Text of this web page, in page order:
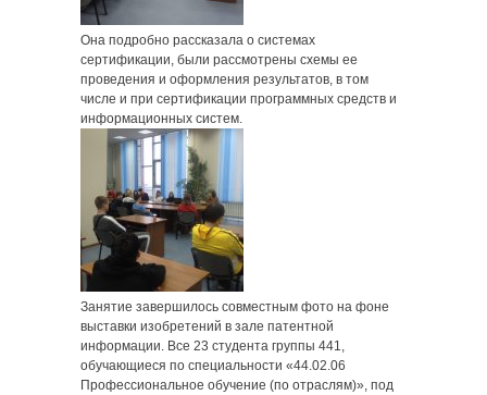
Она подробно рассказала о системах
сертификации, были рассмотрены схемы ее
проведения и оформления результатов, в том
числе и при сертификации программных средств и
информационных систем.
Занятие завершилось совместным фото на фоне
выставки изобретений в зале патентной
информации. Все 23 студента группы 441,
обучающиеся по специальности «44.02.06
Профессиональное обучение (по отраслям)», под